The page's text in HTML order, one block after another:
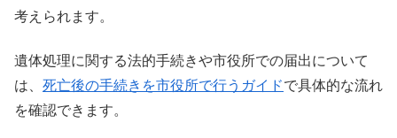
考えられます。
遺体処理に関する法的手続きや市役所での届出について
は、 死亡後の手続きを市役所で行うガイドで具体的な流れ
を確認できます。